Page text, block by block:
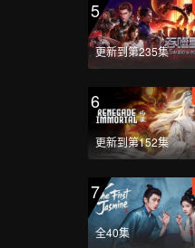
5
更新到第235集
6
更新到第152集
7
全40集